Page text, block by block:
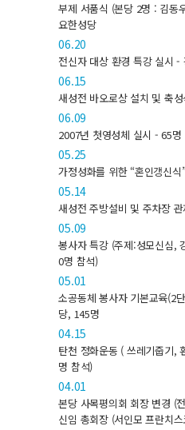
부제 서품식 (본당 2명 : 김동
요한성당
06.20
전신자 대상 환경 특강 실시
06.15
새성전 바오로상 설치 및 축
06.09
2007년 첫영성체 실시 - 65명
05.25
가정성화를 위한 “혼인갱신
05.14
새성전 주방설비 및 주차장
05.09
봉사자 특강 (주제:성모신심,
0명 참석)
05.01
소공동체 봉사자 기본교육(2
당, 145명
04.15
탄천 정화운동 ( 쓰레기줍기,
명 참석)
04.01
본당 사목평의회 회장 변경 (
신임 총회장 (서인모 프란치